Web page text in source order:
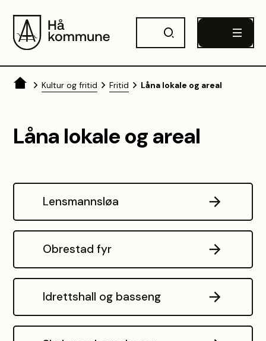
Du er her:Kultur og fritid Fritid Låna lokale og areal
Låna lokale og areal
Lensmannsløa
Obrestad fyr
Idrettshall og basseng